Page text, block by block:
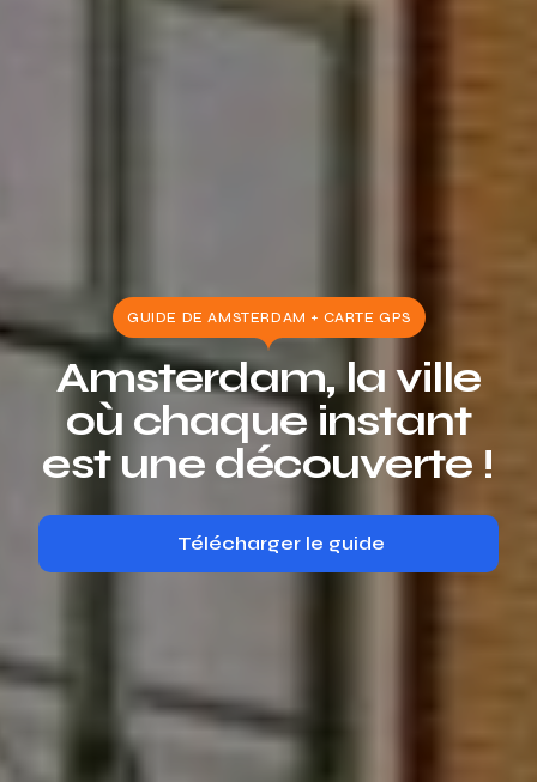
GUIDE DE AMSTERDAM + CARTE GPS
Amsterdam, la ville
où chaque instant
est une découverte !
Télécharger le guide